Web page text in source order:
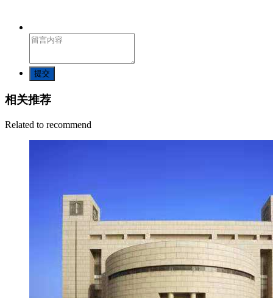
提交
相关推荐
Related to recommend